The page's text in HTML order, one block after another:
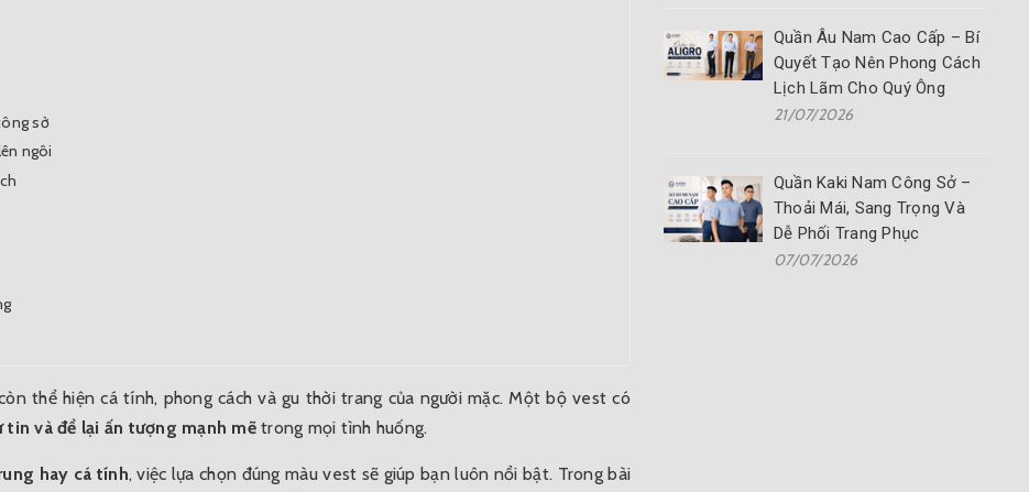
sở
ngôi
thể hiện cá tính, phong cách và gu thời trang của người mặc. Một bộ vest có
và để lại ấn tượng mạnh mẽtrong mọi tình huống.
hay cá tính, việc lựa chọn đúng màu vest sẽ giúp bạn luôn nổi bật. Trong bài
Quần Âu Nam Cao Cấp – Bí
Quyết Tạo Nên Phong Cách
Lịch Lãm Cho Quý Ông
21/07/2026
Quần Kaki Nam Công Sở –
Thoải Mái, Sang Trọng Và
Dễ Phối Trang Phục
07/07/2026